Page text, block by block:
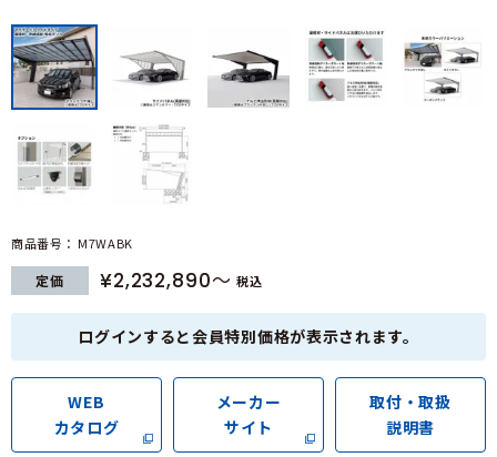
商品番号 M7WABK
定価 ¥2,232,890 税込
ログインすると会員特別価格が表示されます。
WEB
カタログ
メーカー
サイト
取付・取扱
説明書